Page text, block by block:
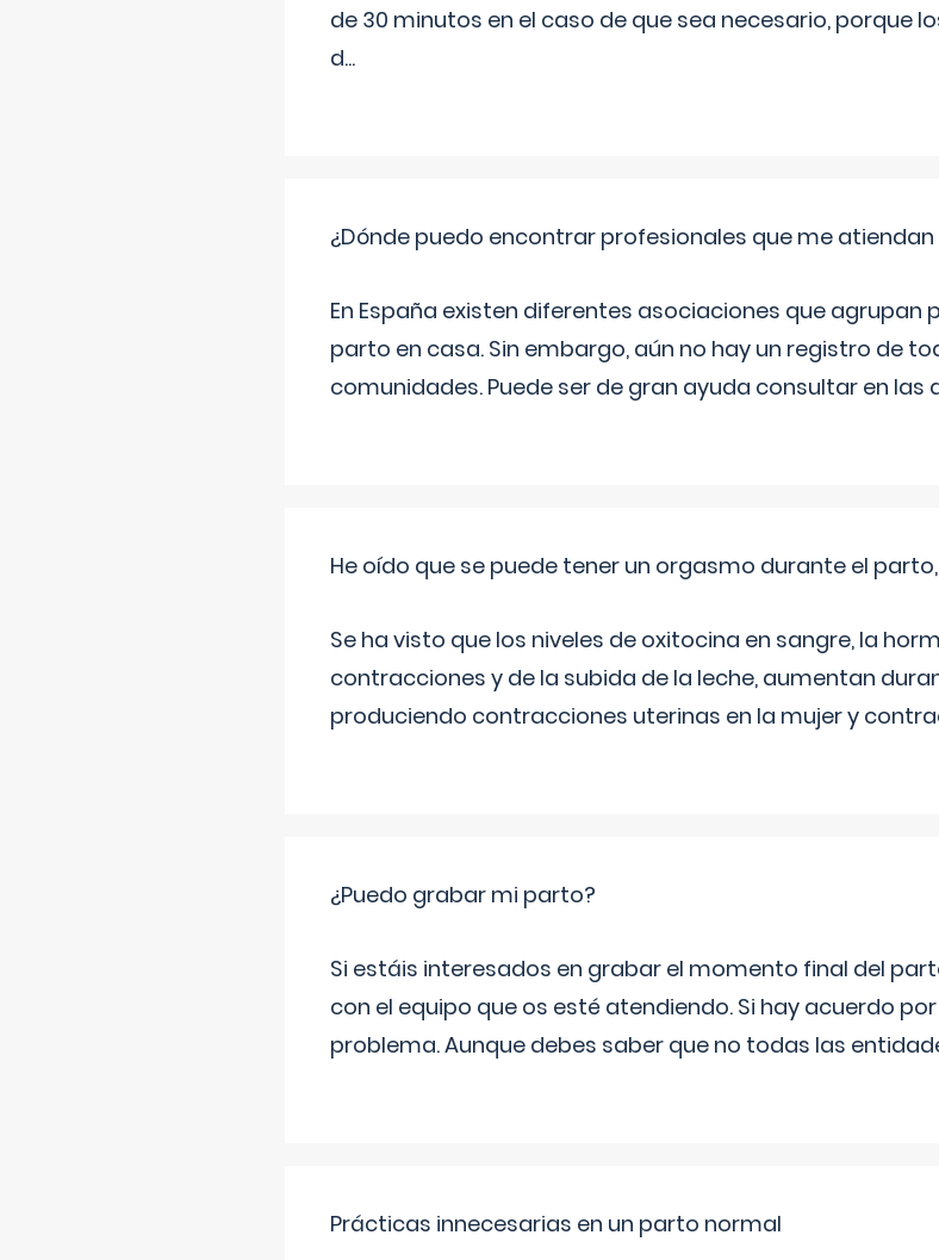
de 30 minutos en el caso de que sea necesario, porque
d...
¿Dónde puedo encontrar profesionales que me
En España existen diferentes asociaciones que agrupan
parto en casa. Sin embargo, aún no hay un registro de
comunidades. Puede ser de gran ayuda consultar en
He oído que se puede tener un orgasmo durante el
Se ha visto que los niveles de oxitocina en sangre, la
contracciones y de la subida de la leche, aumentan
produciendo contracciones uterinas en la mujer y
¿Puedo grabar mi parto?
Si estáis interesados en grabar el momento final del
con el equipo que os esté atendiendo. Si hay acuerdo
problema. Aunque debes saber que no todas las
Prácticas innecesarias en un parto normal